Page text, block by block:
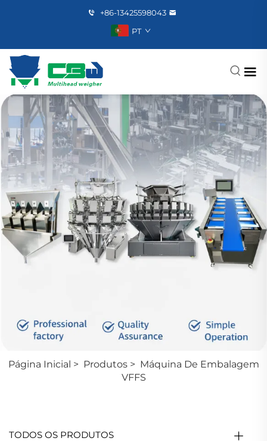
+86-13425598043
PT
Página Inicial > Produtos> Máquina De Embalagem
VFFS
TODOS OS PRODUTOS